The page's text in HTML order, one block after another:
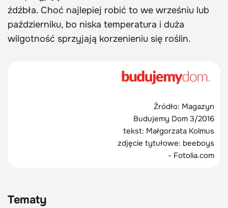
źdźbła. Choć najlepiej robić to we wrześniu lub
październiku, bo niska temperatura i duża
wilgotność sprzyjają korzenieniu się roślin.
Źródło: Magazyn
Budujemy Dom 3/2016
tekst: Małgorzata Kolmus
zdjęcie tytułowe: beeboys
- Fotolia.com
Tematy